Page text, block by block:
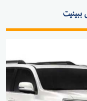
ببینیت